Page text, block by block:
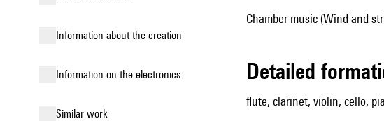
information about the creation
Information on the electronics
similar work
Chamber music (Wind and
detailed
flute, clarinet, violin, cello,